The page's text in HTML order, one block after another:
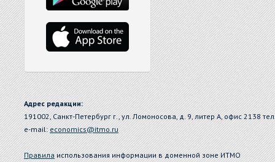
Адрес редакции:
191002, Санкт-Петербург г., ул. Ломоносова, д. 9, литер А, офис 2138
e-mail:economics@itmo.ru
Правилаиспользования информации в доменной зоне ИТМО